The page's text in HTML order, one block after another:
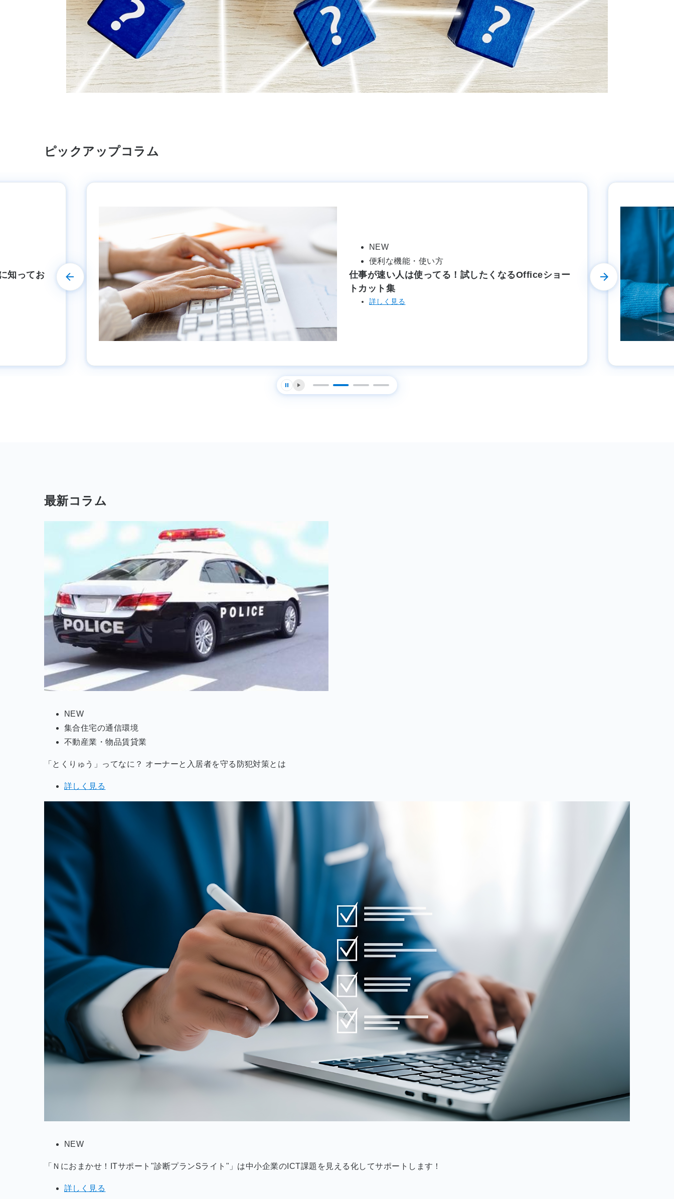
ピックアップコラム
ショー
NEW
便利な機能・使い方
知っておきたい！Excel・Word・PowerPoint・
Outlookの便利な新機能
詳しく見る
停止する再生する
最新コラム
NEW
集合住宅の通信環境
不動産業・物品賃貸業
「とくりゅう」ってなに？ オーナーと入居者を守る防犯対策とは
詳しく見る
NEW
「Ｎにおまかせ！ITサポート"診断プランSライト"」は中小企業のICT課題を見える化してサポートします！
詳しく見る